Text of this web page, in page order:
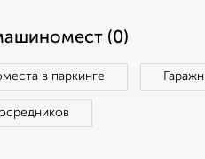
(0)
в паркинге